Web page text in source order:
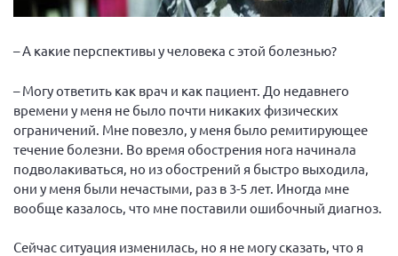
– А какие перспективы у человека с этой болезнью?
– Могу ответить как врач и как пациент. До недавнего
времени у меня не было почти никаких физических
ограничений. Мне повезло, у меня было ремитирующее
течение болезни. Во время обострения нога начинала
подволакиваться, но из обострений я быстро выходила,
они у меня были нечастыми, раз в 3-5 лет. Иногда мне
вообще казалось, что мне поставили ошибочный диагноз.
Сейчас ситуация изменилась, но я не могу сказать, что я